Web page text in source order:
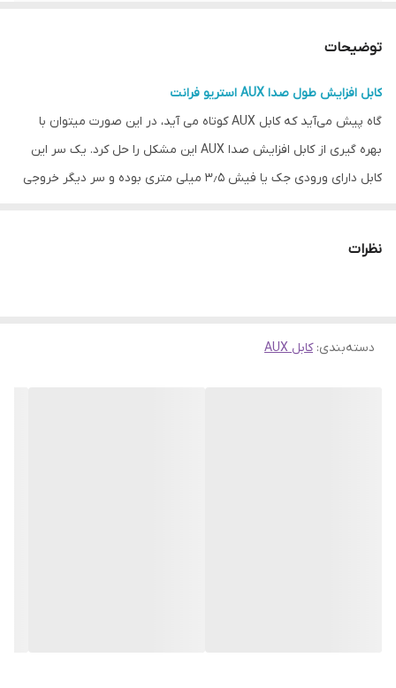
توضیحات
کابل افزایش طول صدا AUX استریو فرانت
گاه پیش می‌آید که کابل AUX کوتاه می آید، در این صورت میتوان با
بهره گیری از کابل افزایش صدا AUX این مشکل را حل کرد. یک سر این
کابل دارای ورودی جک یا فیش ۳٫۵ میلی متری بوده و سر دیگر خروجی
نظرات
دسته‌بندی:کابل AUX